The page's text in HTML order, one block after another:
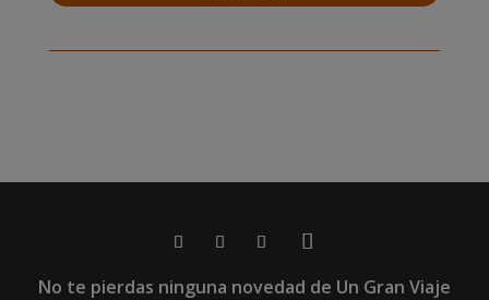
No te pierdas ninguna novedad de Un Gran Viaje